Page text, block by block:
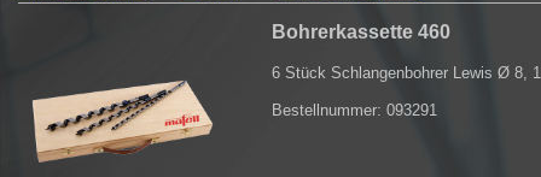
Bohrerkassette 460
6 Stück Schlangenbohrer Lewis Ø 8,
Bestellnummer: 093291